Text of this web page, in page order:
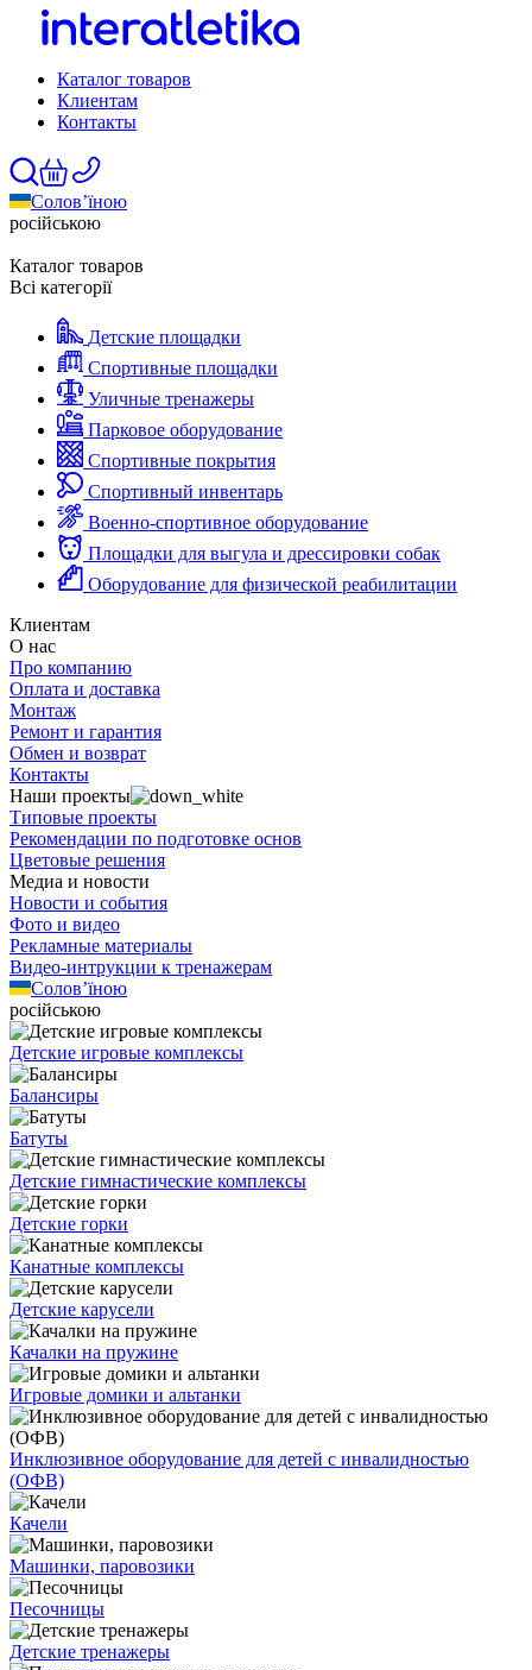
Каталог товаров
Клиентам
Контакты
Солов’їною
російською
Каталог товаров
Всі категорії
Детские площадки
Спортивные площадки
Уличные тренажеры
Парковое оборудование
Спортивные покрытия
Спортивный инвентарь
Военно-спортивное оборудование
Площадки для выгула и дрессировки собак
Оборудование для физической реабилитации
Клиентам
О нас
Про компанию
Оплата и доставка
Монтаж
Ремонт и гарантия
Обмен и возврат
Контакты
Наши проекты
Типовые проекты
Рекомендации по подготовке основ
Цветовые решения
Медиа и новости
Новости и события
Фото и видео
Рекламные материалы
Видео-интрукции к тренажерам
Солов’їною
російською
Детские игровые комплексы
Балансиры
Батуты
Детские гимнастические комплексы
Детские горки
Канатные комплексы
Детские карусели
Качалки на пружине
Игровые домики и альтанки
Инклюзивное оборудование для детей с инвалидностью
(ОФВ)
Качели
Машинки, паровозики
Песочницы
Детские тренажеры